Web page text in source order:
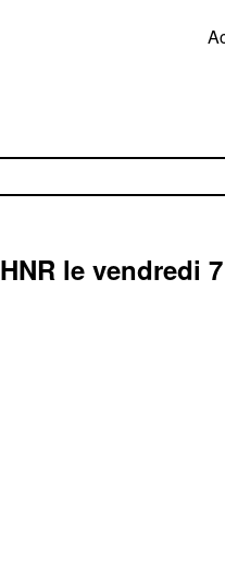
HNR le vendredi